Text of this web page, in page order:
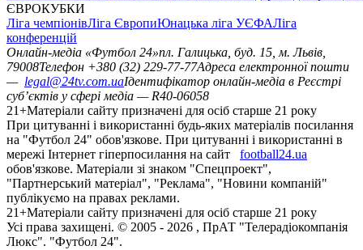
ЄВРОКУБКИ
Ліга чемпіонівЛіга ЄвропиЮнацька ліга УЄФАЛіга
конференцій
Онлайн-медіа «Футбол 24»пл. Галицька, буд. 15, м. Львів,
79008Телефон +380 (32) 229-77-77Адреса електронної пошти
— legal@24tv.com.uaІдентифікатор онлайн-медіа в Реєстрі
суб’єктів у сфері медіа — R40-06058
21+Матеріали сайту призначені для осіб старше 21 року
При цитуванні і використанні будь-яких матеріалів посилання
на "Футбол 24" обов'язкове. При цитуванні і використанні в
мережі Інтернет гіперпосилання на сайт
football24.ua
обов'язкове. Матеріали зі знаком "Спецпроект",
"Партнерський матеріал", "Реклама", "Новини компаній"
публікуємо на правах реклами.
21+Матеріали сайту призначені для осіб старше 21 року
Усi права захищенi. © 2005 - 2026 , ПрАТ "Телерадіокомпанія
Люкс". "Футбол 24".